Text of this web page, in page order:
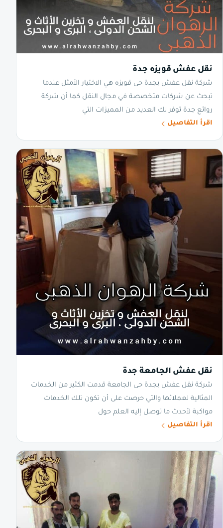
نقل عفش قويزه جدة
شركة نقل عفش بجدة حى قويزه هي الاختيار الأمثل عندما
تبحث عن شركات متخصصة في مجال النقل كما أن شركة
روائع جدة توفر لك العديد من المميزات التي
اقرأ التفاصيل
نقل عفش الجامعة جدة
شركة نقل عفش بجدة حى الجامعة قدمت الكثير من الخدمات
المثالية لعملائها والتي حرصت على أن تكون تلك الخدمات
مواكبة لأحدث ما توصل إليه العلم حول
اقرأ التفاصيل